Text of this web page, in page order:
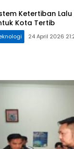
Ketertiban
Kota Tertib
24 April 2026